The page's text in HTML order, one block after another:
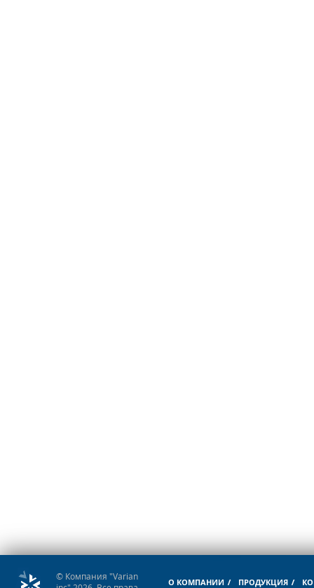
© Компания "Varian
О КОМПАНИИ ПРОДУКЦИЯ